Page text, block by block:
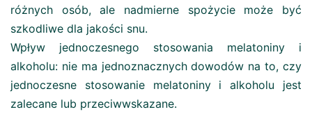
różnych osób, ale nadmierne spożycie może być
szkodliwe dla jakości snu.
Wpływ jednoczesnego stosowania melatoniny i
alkoholu: nie ma jednoznacznych dowodów na to, czy
jednoczesne stosowanie melatoniny i alkoholu jest
zalecane lub przeciwwskazane.